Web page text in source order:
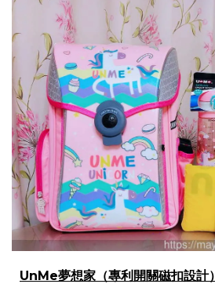
UnMe夢想家（專利開關磁扣設計）